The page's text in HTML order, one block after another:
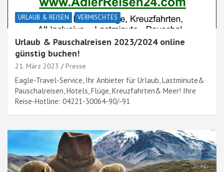
URLAUB & REISEN VERMISCHTES
Urlaub & Pauschalreisen 2023/2024 online
günstig buchen!
21. März 2023 Presse
Eagle-Travel-Service, Ihr Anbieter für Urlaub, Lastminute&
Pauschalreisen, Hotels, Flüge, Kreuzfahrten& Meer! Ihre
Reise-Hotline: 04221-30064-90/-91